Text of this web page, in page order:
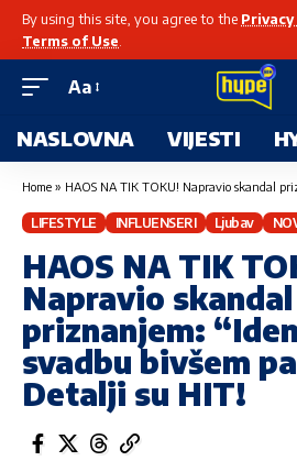
By using this site, you agree to the
Terms of Use
Aa
NASLOVNA VIJESTI
Home » HAOS NA TIK TOKU! Napravio skandal priznanjem:
LIFESTYLE INFLUENSERI Ljubav
HAOS NA TIK
Napravio skandal
priznanjem:
svadbu bivšem
Detalji su HIT!